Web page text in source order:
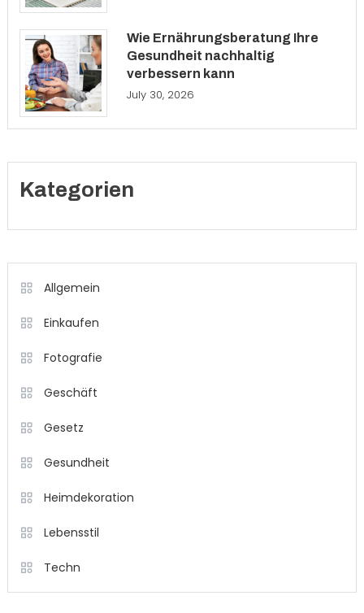
Wie Ernährungsberatung Ihre
Gesundheit nachhaltig
verbessern kann
July 30, 2026
Kategorien
Allgemein
Einkaufen
Fotografie
Geschäft
Gesetz
Gesundheit
Heimdekoration
Lebensstil
Techn